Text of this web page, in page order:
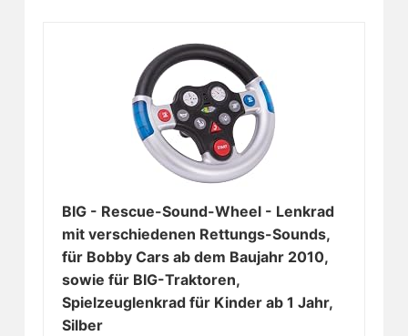
BIG - Rescue-Sound-Wheel - Lenkrad
mit verschiedenen Rettungs-Sounds,
für Bobby Cars ab dem Baujahr 2010,
sowie für BIG-Traktoren,
Spielzeuglenkrad für Kinder ab 1 Jahr,
Silber